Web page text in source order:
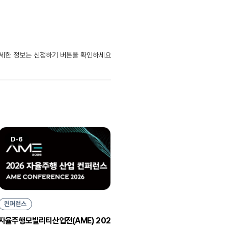
정보는 신청하기 버튼을 확인하세요
D-6
컨퍼런스
율주행모빌리티산업전(AME) 202